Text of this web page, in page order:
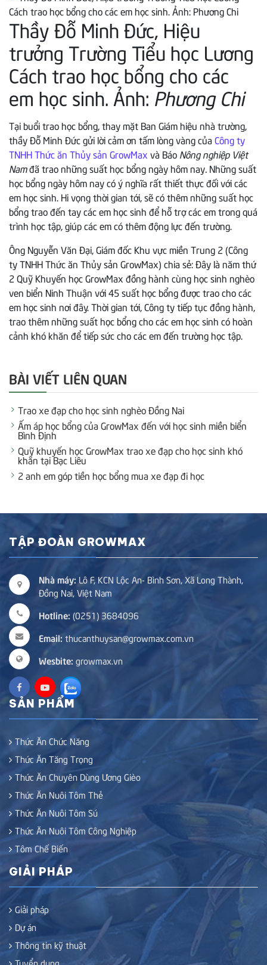
Thầy Đỗ Minh Đức, Hiệu
trưởng Trường Tiểu học Lương
Cách trao học bổng cho các
em học sinh. Ảnh: Phương Chi
Tại buổi trao học bổng, thay mặt Ban Giám hiệu nhà trường,
thầy Đỗ Minh Đức gửi lời cảm ơn tấm lòng vàng của Công ty
TNHH Thức ăn Thủy sản GrowMax và Báo Nông nghiệp Việt
Namđã trao những suất học bổng ngày hôm nay Những suất
học bổng ngày hôm nay có ý nghĩa rất thiết thực đối với các
em học sinh. Hi vọng thời gian tới, sẽ có thêm những suất học
bổng trao đến tay các em học sinh để hỗ trợ các em trong quá
trình học tập, giúp các em có thêm động lực đến trường.
Ông Nguyễn Văn Đại, Giám đốc Khu vực miền Trung 2 (Công
ty TNHH Thức ăn Thủy sản GrowMax) chia sẻ: Đây là năm thứ
2 Quỹ Khuyến học GrowMax đồng hành cùng học sinh nghèo
ven biển Ninh Thuận với 45 suất học bổng được trao cho các
em học sinh nơi đây. Thời gian tới, Công ty tiếp tục đồng hành,
trao thêm những suất học bổng cho các em học sinh có hoàn
cảnh khó khăn để tiếp sức cho các em đến trường học tập.
BÀI VIẾT LIÊN QUAN
Trao xe đạp cho học sinh nghèo Đồng Nai
Ấm áp học bổng của GrowMax đến với học sinh miền biển
Bình Định
Quỹ khuyến học GrowMax trao xe đạp cho học sinh khó
khăn tại Bạc Liêu
2 anh em góp tiền học bổng mua xe đạp đi học
TẬP ĐOÀN GROWMAX
Nhà máy: Lô F, KCN Lộc An- Bình Sơn, Xã Long Thành,
Đồng Nai, Việt Nam
Hotline: (0251) 3684096
Email: thucanthuysan@growmax.com.vn
Wesbite: growmax.vn
SẢN PHẨM
Thức Ăn Chức Năng
Thức Ăn Tăng Trọng
Thức Ăn Chuyên Dùng Ương Gièo
Thức Ăn Nuôi Tôm Thẻ
Thức Ăn Nuôi Tôm Sú
Thức Ăn Nuôi Tôm Công Nghiệp
Tôm Chế Biến
GIẢI PHÁP
Giải pháp
Dự án
Thông tin kỹ thuật